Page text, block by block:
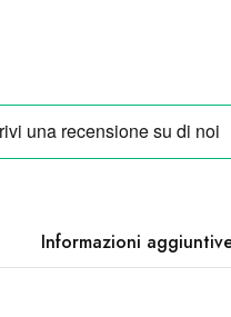
Informazioni